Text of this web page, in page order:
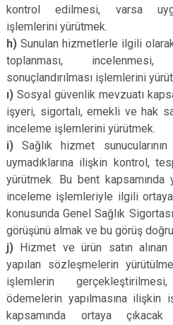
kontrol edilmesi, varsa
işlemlerini yürütmek.
h) Sunulan hizmetlerle ilgili
toplanması,
sonuçlandırılması işlemlerini
ı) Sosyal güvenlik mevzuatı
işyeri, sigortalı, emekli ve hak
inceleme işlemlerini yürütmek.
i) Sağlık hizmet
uymadıklarına ilişkin kontrol,
yürütmek. Bu bent
inceleme işlemleriyle ilgili
konusunda Genel Sağlık
görüşünü almak ve bu görüş
j) Hizmet ve ürün satın
yapılan sözleşmelerin
işlemlerin
ödemelerin yapılmasına ilişkin
kapsamında ortaya